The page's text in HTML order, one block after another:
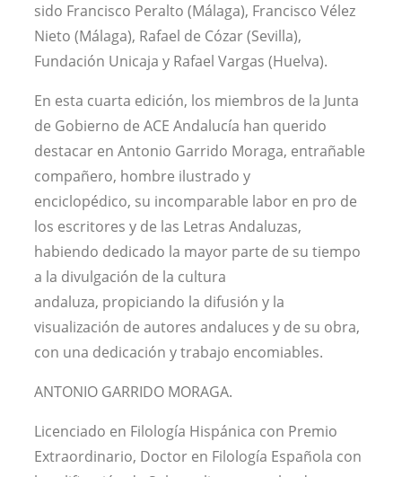
sido Francisco Peralto (Málaga), Francisco Vélez
Nieto (Málaga), Rafael de Cózar (Sevilla),
Fundación Unicaja y Rafael Vargas (Huelva).
En esta cuarta edición, los miembros de la Junta
de Gobierno de ACE Andalucía han querido
destacar en Antonio Garrido Moraga, entrañable
compañero, hombre ilustrado y
enciclopédico, su incomparable labor en pro de
los escritores y de las Letras Andaluzas,
habiendo dedicado la mayor parte de su tiempo
a la divulgación de la cultura
andaluza, propiciando la difusión y la
visualización de autores andaluces y de su obra,
con una dedicación y trabajo encomiables.
ANTONIO GARRIDO MORAGA.
Licenciado en Filología Hispánica con Premio
Extraordinario, Doctor en Filología Española con